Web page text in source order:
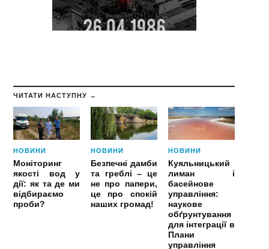
ЧИТАТИ НАСТУПНУ →
НОВИНИ
Моніторинг
якості вод у
дії: як та де ми
відбираємо
проби?
НОВИНИ
Безпечні дамби
та греблі – це
не про папери,
це про спокій
наших громад!
НОВИНИ
Куяльницький
лиман і
басейнове
управління:
наукове
обґрунтування
для інтеграції в
Плани
управління